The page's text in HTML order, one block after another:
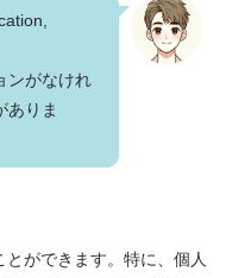
ンがなけれ
ありま
とができます。特に、個人